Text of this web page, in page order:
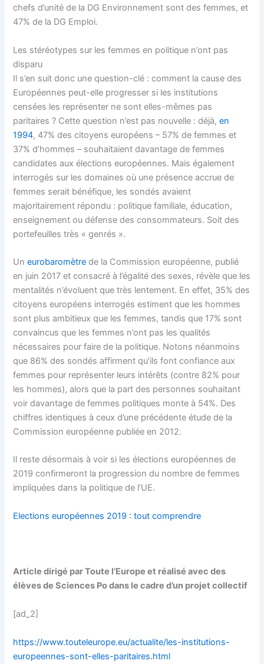
chefs d’unité de la DG Environnement sont des femmes, et
47% de la DG Emploi.
Les stéréotypes sur les femmes en politique n’ont pas
disparu
Il s’en suit donc une question-clé : comment la cause des
Européennes peut-elle progresser si les institutions
censées les représenter ne sont elles-mêmes pas
paritaires ? Cette question n’est pas nouvelle : déjà,en
1994, 47% des citoyens européens – 57% de femmes et
37% d’hommes – souhaitaient davantage de femmes
candidates aux élections européennes. Mais également
interrogés sur les domaines où une présence accrue de
femmes serait bénéfique, les sondés avaient
majoritairement répondu : politique familiale, éducation,
enseignement ou défense des consommateurs. Soit des
portefeuilles très « genrés ».
Uneurobaromètre de la Commission européenne, publié
en juin 2017 et consacré à l’égalité des sexes, révèle que les
mentalités n’évoluent que très lentement. En effet, 35% des
citoyens européens interrogés estiment que les hommes
sont plus ambitieux que les femmes, tandis que 17% sont
convaincus que les femmes n’ont pas les qualités
nécessaires pour faire de la politique. Notons néanmoins
que 86% des sondés affirment qu’ils font confiance aux
femmes pour représenter leurs intérêts (contre 82% pour
les hommes), alors que la part des personnes souhaitant
voir davantage de femmes politiques monte à 54%. Des
chiffres identiques à ceux d’une précédente étude de la
Commission européenne publiée en 2012.
Il reste désormais à voir si les élections européennes de
2019 confirmeront la progression du nombre de femmes
impliquées dans la politique de l’UE.
Elections européennes 2019 : tout comprendre
Article dirigé par Toute l’Europe et réalisé avec des
élèves de Sciences Po dans le cadre d’un projet collectif
[ad_2]
https://www.touteleurope.eu/actualite/les-institutions-
europeennes-sont-elles-paritaires.html